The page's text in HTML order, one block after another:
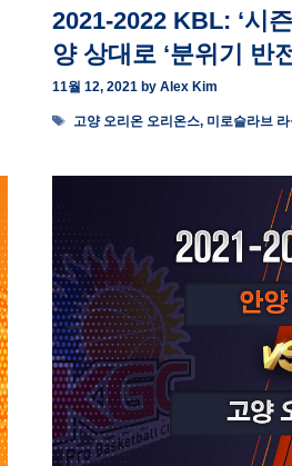
2021-2022 KBL: ‘시
양 상대로 ‘분위기 반
11월 12, 2021 by Alex Kim
Tags
고양 오리온 오리온스, 미로슬라브